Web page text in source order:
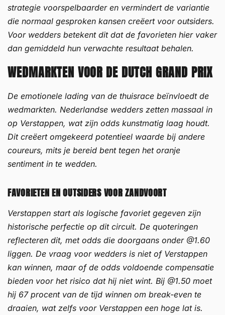
strategie voorspelbaarder en vermindert de variantie
die normaal gesproken kansen creëert voor outsiders.
Voor wedders betekent dit dat de favorieten hier vaker
dan gemiddeld hun verwachte resultaat behalen.
WEDMARKTEN VOOR DE DUTCH GRAND PRIX
De emotionele lading van de thuisrace beïnvloedt de
wedmarkten. Nederlandse wedders zetten massaal in
op Verstappen, wat zijn odds kunstmatig laag houdt.
Dit creëert omgekeerd potentieel waarde bij andere
coureurs, mits je bereid bent tegen het oranje
sentiment in te wedden.
FAVORIETEN EN OUTSIDERS VOOR ZANDVOORT
Verstappen start als logische favoriet gegeven zijn
historische perfectie op dit circuit. De quoteringen
reflecteren dit, met odds die doorgaans onder @1.60
liggen. De vraag voor wedders is niet of Verstappen
kan winnen, maar of de odds voldoende compensatie
bieden voor het risico dat hij niet wint. Bij @1.50 moet
hij 67 procent van de tijd winnen om break-even te
draaien, wat zelfs voor Verstappen een hoge lat is.